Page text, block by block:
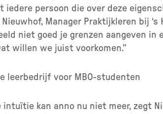
iedere persoon die over deze
Manager Praktijkleren bij
niet goed je grenzen aangeven in
willen we juist voorkomen.”
leerbedrijf voor MBO-studenten
intuïtie kan anno nu niet meer, zegt